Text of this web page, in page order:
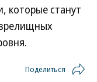
которые станут
Поделиться